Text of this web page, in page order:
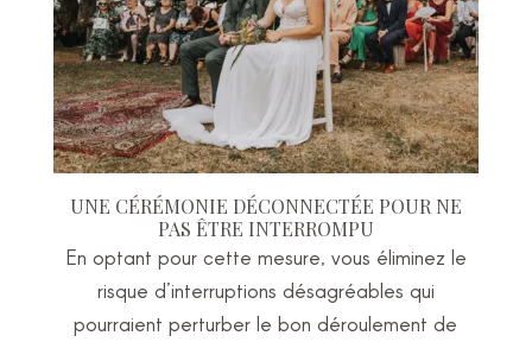
UNE CÉRÉMONIE DÉCONNECTÉE POUR NE
PAS ÊTRE INTERROMPU
En optant pour cette mesure, vous éliminez le
risque d’interruptions désagréables qui
pourraient perturber le bon déroulement de